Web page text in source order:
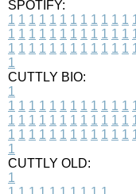
SPOTIFY:
1 1 1 1 1 1 1 1 1 1 1 1
1 1 1 1 1 1 1 1 1 1 1 1
1 1 1 1 1 1 1 1 1 1 1 1
1
CUTTLY BIO:
1
1 1 1 1 1 1 1 1 1 1 1 1
1 1 1 1 1 1 1 1 1 1 1 1
1 1 1 1 1 1 1 1 1 1 1 1
1
CUTTLY OLD:
1